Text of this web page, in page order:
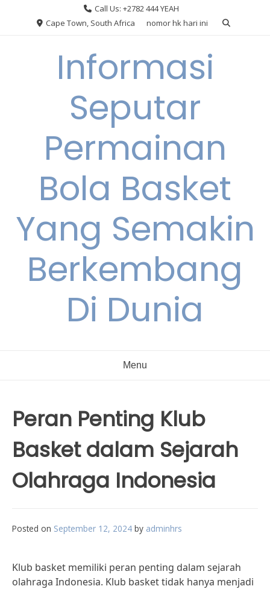
Call Us: +2782 444 YEAH
Cape Town, South Africa
nomor hk hari ini
Informasi
Seputar
Permainan
Bola Basket
Yang Semakin
Berkembang
Di Dunia
Menu
Peran Penting Klub
Basket dalam Sejarah
Olahraga Indonesia
Posted on September 12, 2024 by adminhrs
Klub basket memiliki peran penting dalam sejarah
olahraga Indonesia. Klub basket tidak hanya menjadi